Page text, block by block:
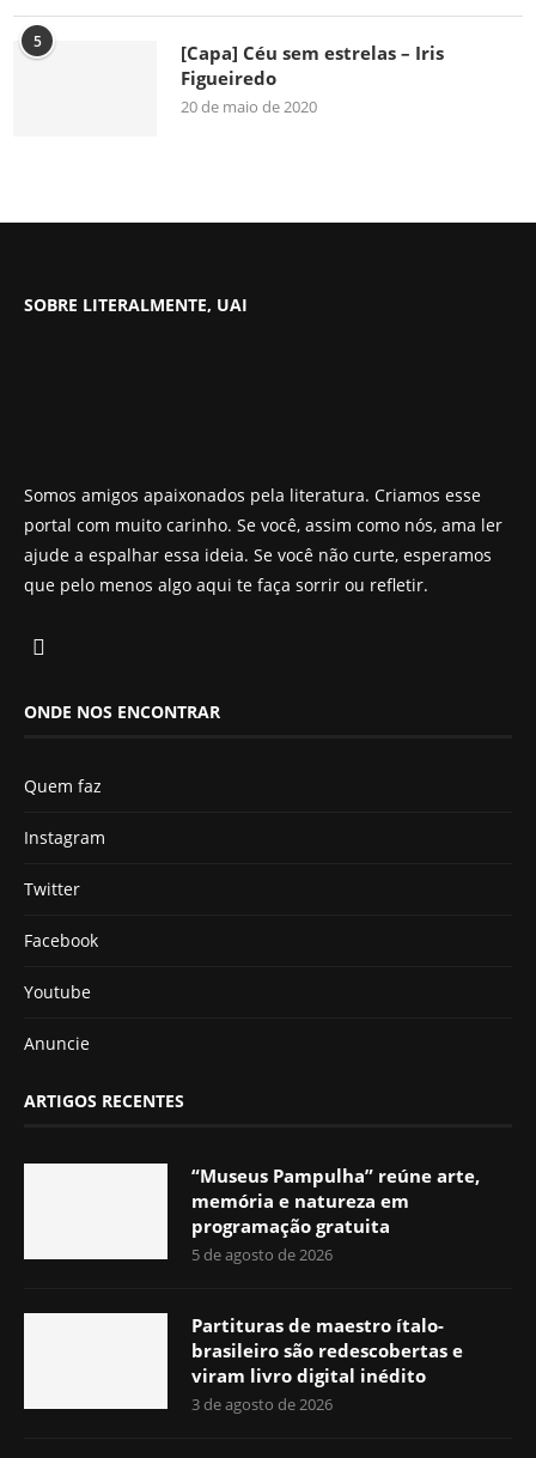
5
[Capa] Céu sem estrelas – Iris
Figueiredo
20 de maio de 2020
SOBRE LITERALMENTE, UAI
Somos amigos apaixonados pela literatura. Criamos esse
portal com muito carinho. Se você, assim como nós, ama ler
ajude a espalhar essa ideia. Se você não curte, esperamos
que pelo menos algo aqui te faça sorrir ou refletir.
ONDE NOS ENCONTRAR
Quem faz
Instagram
Twitter
Facebook
Youtube
Anuncie
ARTIGOS RECENTES
“Museus Pampulha” reúne arte,
memória e natureza em
programação gratuita
5 de agosto de 2026
Partituras de maestro ítalo-
brasileiro são redescobertas e
viram livro digital inédito
3 de agosto de 2026